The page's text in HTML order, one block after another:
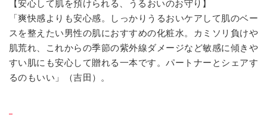
【安心して肌を預けられる、うるおいのお守り】
「爽快感よりも安心感。しっかりうるおいケアして肌のベー
スを整えたい男性の肌におすすめの化粧水。カミソリ負けや
肌荒れ、これからの季節の紫外線ダメージなど敏感に傾きや
すい肌にも安心して贈れる一本です。パートナーとシェアす
るのもいい」（吉田）。